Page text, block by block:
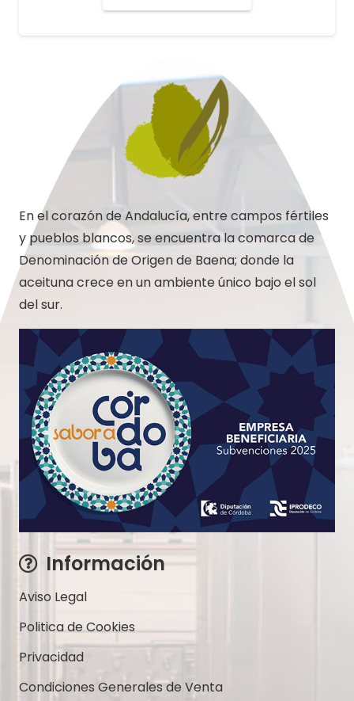
En el corazón de Andalucía, entre campos fértiles
y pueblos blancos, se encuentra la comarca de
Denominación de Origen de Baena; donde la
aceituna crece en un ambiente único bajo el sol
del sur.
Información
Aviso Legal
Politica de Cookies
Privacidad
Condiciones Generales de Venta